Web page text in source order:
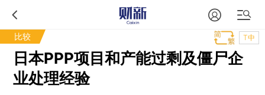
比较 T中
日本PPP项目和产能过剩及僵尸企
业处理经验